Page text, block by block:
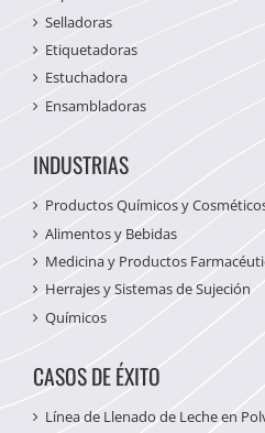
Selladoras
Etiquetadoras
Estuchadora
Ensambladoras
INDUSTRIAS
Productos Químicos y
Alimentos y Bebidas
Medicina y Productos
Herrajes y Sistemas de Sujeción
Químicos
CASOS DE ÉXITO
Línea de Llenado de Leche en